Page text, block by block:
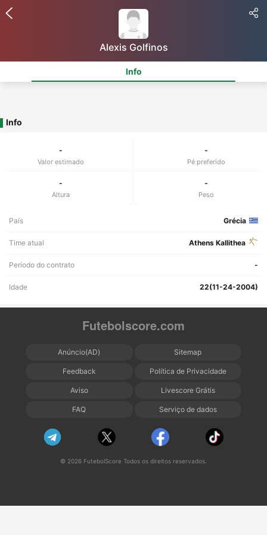
Alexis Golfinos
Info
Info
-
Valor estimado
-
Pé preferido
-
Altura
-
Peso
País Grécia
Time atual Athens Kallithea
Período do contrato -
Idade 22(11-24-2004)
Futebolscore.com
Anúncio(AD) Sitemap
Feedback Política de Privacidade
Aviso Livescore Grátis
FAQ Serviço de dados
© 2026 FutebolScore Todos os direitos reservados.